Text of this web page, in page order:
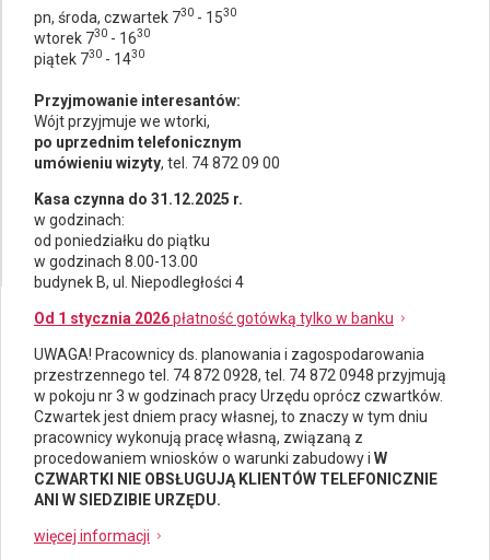
pn, środa, czwartek 730 - 1530
wtorek 730 - 1630
piątek 730 - 1430
Przyjmowanie interesantów:
Wójt przyjmuje we wtorki,
po uprzednim telefonicznym
umówieniu wizyty, tel. 74 872 09 00
Kasa czynna do 31.12.2025 r.
w godzinach:
od poniedziałku do piątku
w godzinach 8.00-13.00
budynek B, ul. Niepodległości 4
Od 1 stycznia 2026płatność gotówką tylko w banku
UWAGA! Pracownicy ds. planowania i zagospodarowania
przestrzennego tel. 74 872 0928, tel. 74 872 0948 przyjmują
w pokoju nr 3 w godzinach pracy Urzędu oprócz czwartków.
Czwartek jest dniem pracy własnej, to znaczy w tym dniu
pracownicy wykonują pracę własną, związaną z
procedowaniem wniosków o warunki zabudowy i W
CZWARTKI NIE OBSŁUGUJĄ KLIENTÓW TELEFONICZNIE
ANI W SIEDZIBIE URZĘDU.
więcej informacji